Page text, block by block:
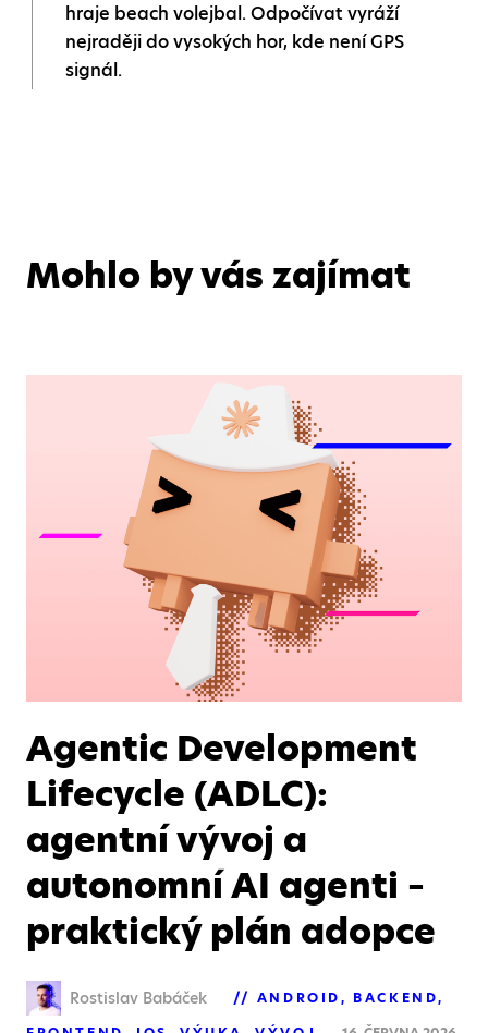
hraje beach volejbal. Odpočívat vyráží
nejraději do vysokých hor, kde není GPS
signál.
Mohlo by vás zajímat
Agentic Development
Lifecycle (ADLC):
agentní vývoj a
autonomní AI agenti –
praktický plán adopce
Rostislav Babáček ANDROID
BACKEND